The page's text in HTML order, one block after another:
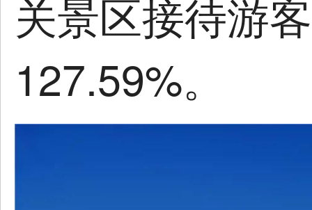
关景区接待游
127.59%。